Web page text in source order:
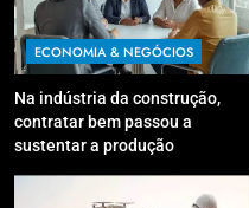
ECONOMIA & NEGÓCIOS
Na indústria da construção,
contratar bem passou a
sustentar a produção